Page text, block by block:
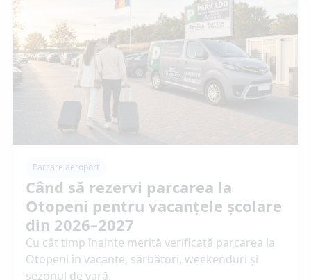
Parcare aeroport
Când să rezervi parcarea la
Otopeni pentru vacanțele școlare
din 2026–2027
Cu cât timp înainte merită verificată parcarea la
Otopeni în vacanțe, sărbători, weekenduri și
sezonul de vară.